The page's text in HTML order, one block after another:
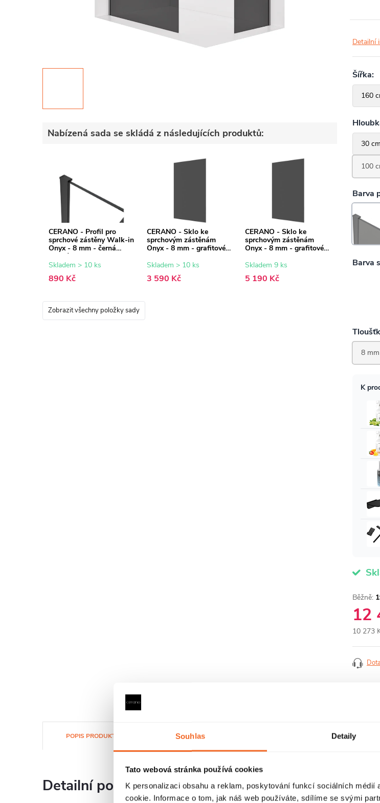
Souhlas Detaily
Tato webová stránka používá cookies
K personalizaci obsahu a reklam, poskytování funkcí sociálních
cookie. Informace o tom, jak náš web používáte, sdílíme se svými
Nabízená sada se skládá z následujících produktů:
CERANO - Profil pro
sprchové zástěny Walk-in
Onyx - 8 mm - černá
matná - 15 mm
Skladem > 10 ks
890 Kč
CERANO - Sklo ke
sprchovým zástěnám
Onyx - 8 mm - grafitové
Skladem > 10 ks
3 590 Kč
CERANO - Sklo ke
sprchovým zástěnám
Onyx - 8 mm - grafitové
Skladem 9 ks
5 190 Kč
Zobrazit všechny položky sady
Detailní
12
10 273
POPIS PRODUKTU SOUBORY KE STAŽENÍ
Detailní popis produktu